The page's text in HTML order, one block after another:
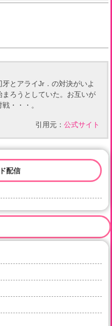
とアライJr．の対決がいよ
ろうとしていた。お互いが
・・・。
引用元： 公式サイト
配信